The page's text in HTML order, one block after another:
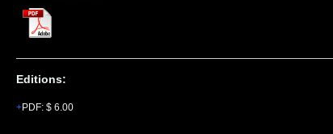
Editions:
PDF: $ 6.00